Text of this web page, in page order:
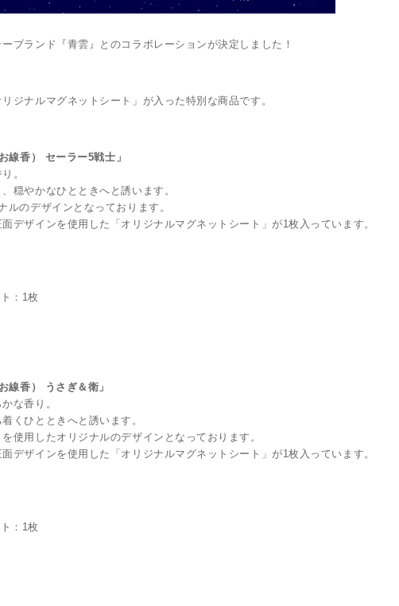
ブランド『青雲』とのコラボレーションが決定しました！
ジナルマグネットシート」が入った特別な商品です。
線香） セーラー5戦士」
。
穏やかなひとときへと誘います。
のデザインとなっております。
デザインを使用した「オリジナルマグネットシート」が1枚入っています。
：1枚
線香） うさぎ＆衛」
な香り。
くひとときへと誘います。
使用したオリジナルのデザインとなっております。
デザインを使用した「オリジナルマグネットシート」が1枚入っています。
：1枚